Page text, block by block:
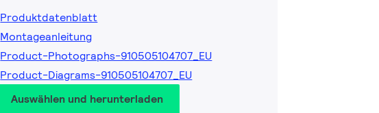
Produktdatenblatt
Montageanleitung
Product-Photographs-910505104707_EU
Product-Diagrams-910505104707_EU
Auswählen und herunterladen